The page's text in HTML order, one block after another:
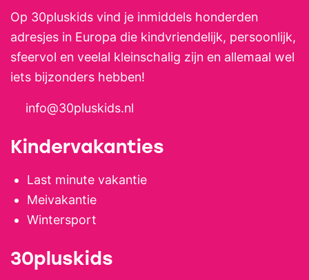
Op 30pluskids vind je inmiddels honderden
adresjes in Europa die kindvriendelijk, persoonlijk,
sfeervol en veelal kleinschalig zijn en allemaal wel
iets bijzonders hebben!
info@30pluskids.nl
Kindervakanties
Last minute vakantie
Meivakantie
Wintersport
30pluskids